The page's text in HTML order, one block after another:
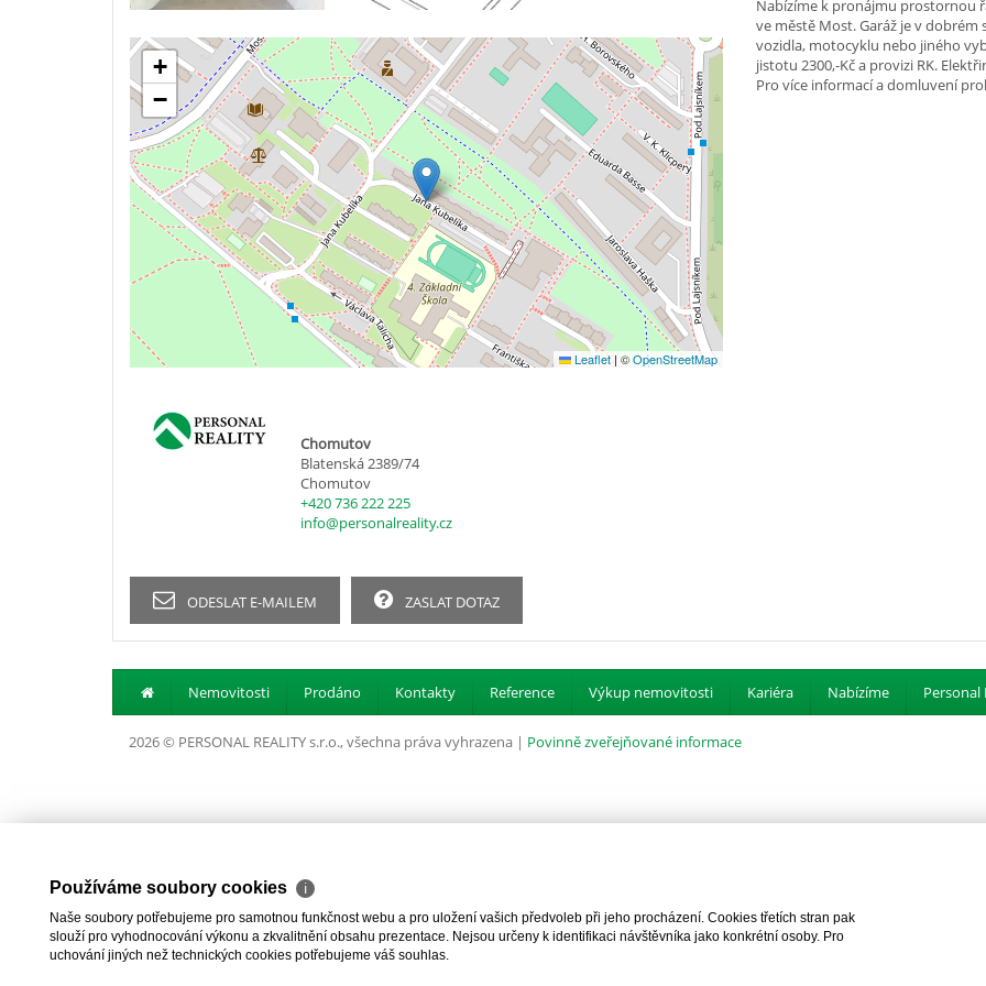
+
−
Leaflet | ©OpenStreetMap
Chomutov
Blatenská 2389/74
Chomutov
+420 736 222 225
info@personalreality.cz
Nabízíme k pronájmu prostornou
ve městě Most. Garáž je v
vozidla, motocyklu nebo jiného
jistotu 2300,-Kč a provizi RK.
Pro více informací a domluvení
ODESLAT E-MAILEM ZASLAT DOTAZ
Nemovitosti Prodáno Kontakty Reference Výkup nemovitosti Kariéra Nabízíme Personal
2026 © PERSONAL REALITY s.r.o., všechna práva vyhrazena | Povinně zveřejňované informace
Používáme soubory cookies ℹ
Naše soubory potřebujeme pro samotnou funkčnost webu a pro uložení vašich předvoleb při jeho procházení. Cookies třetích stran pak
slouží pro vyhodnocování výkonu a zkvalitnění obsahu prezentace. Nejsou určeny k identifikaci návštěvníka jako konkrétní osoby. Pro
uchování jiných než technických cookies potřebujeme váš souhlas.